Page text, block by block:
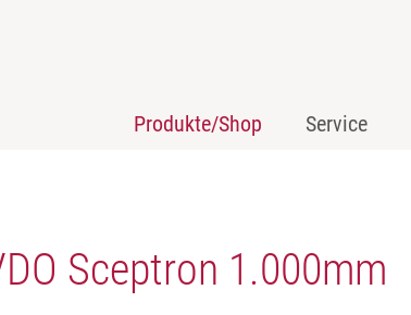
Produkte/Shop Service
Sceptron 1.000mm